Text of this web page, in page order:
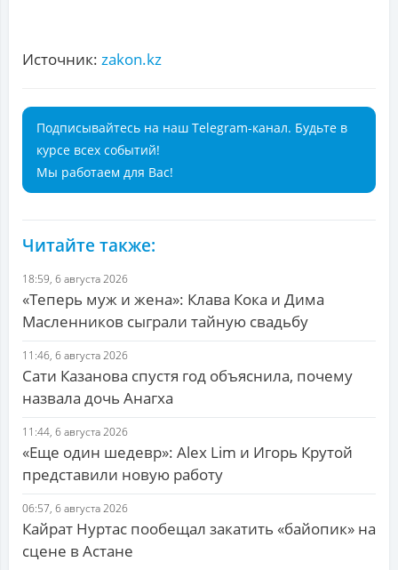
Источник: zakon.kz
Подписывайтесь на наш Telegram-канал. Будьте в
курсе всех событий!
Мы работаем для Вас!
Читайте также:
18:59, 6 августа 2026
«Теперь муж и жена»: Клава Кока и Дима
Масленников сыграли тайную свадьбу
11:46, 6 августа 2026
Сати Казанова спустя год объяснила, почему
назвала дочь Анагха
11:44, 6 августа 2026
«Еще один шедевр»: Alex Lim и Игорь Крутой
представили новую работу
06:57, 6 августа 2026
Кайрат Нуртас пообещал закатить «байопик» на
сцене в Астане